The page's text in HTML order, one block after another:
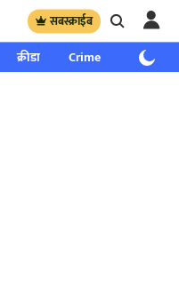
सबस्क्राईब
क्रीडा Crime साप्ताहिक